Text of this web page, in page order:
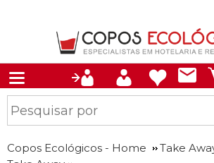
Copos Ecológicos - Home Take